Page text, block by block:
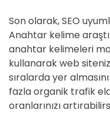
Son olarak, SEO
Anahtar kelime
anahtar kelimeleri
kullanarak web
sıralarda yer
fazla organik trafik
oranlarınızı